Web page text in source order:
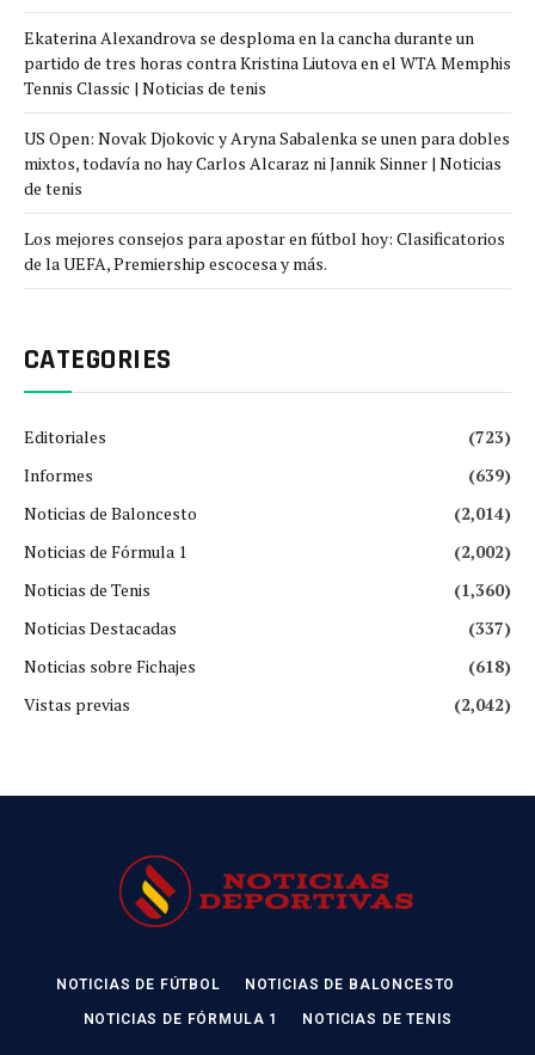
Ekaterina Alexandrova se desploma en la cancha durante un
partido de tres horas contra Kristina Liutova en el WTA Memphis
Tennis Classic | Noticias de tenis
US Open: Novak Djokovic y Aryna Sabalenka se unen para dobles
mixtos, todavía no hay Carlos Alcaraz ni Jannik Sinner | Noticias
de tenis
Los mejores consejos para apostar en fútbol hoy: Clasificatorios
de la UEFA, Premiership escocesa y más.
CATEGORIES
Editoriales
(723)
Informes
(639)
Noticias de Baloncesto
(2,014)
Noticias de Fórmula 1
(2,002)
Noticias de Tenis
(1,360)
Noticias Destacadas
(337)
Noticias sobre Fichajes
(618)
Vistas previas
(2,042)
NOTICIAS DE FÚTBOL NOTICIAS DE BALONCESTO
NOTICIAS DE FÓRMULA 1 NOTICIAS DE TENIS